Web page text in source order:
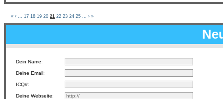
« ‹ 17 18 19 20 21 22 23 24 25 › »
Dein Name:
Deine Email:
ICQ#:
Deine Webseite: